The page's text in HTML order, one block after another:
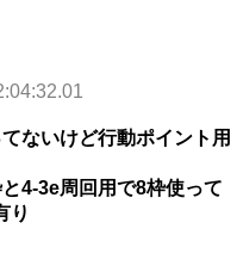
ないけど行動ポイント用
4-3e周回用で8枠使って
り